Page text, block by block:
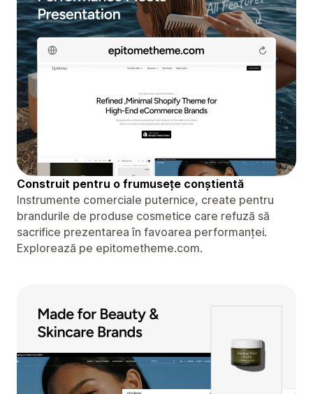
Construit pentru o frumusețe conștientă
Instrumente comerciale puternice, create pentru
brandurile de produse cosmetice care refuză să
sacrifice prezentarea în favoarea performanței.
Explorează pe epitometheme.com.